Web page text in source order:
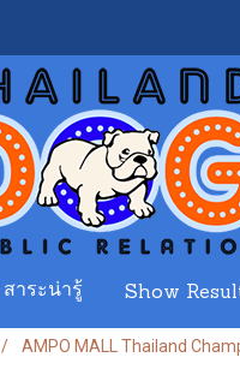
สาระน่ารู้ Show
AMPO MALL Thailand